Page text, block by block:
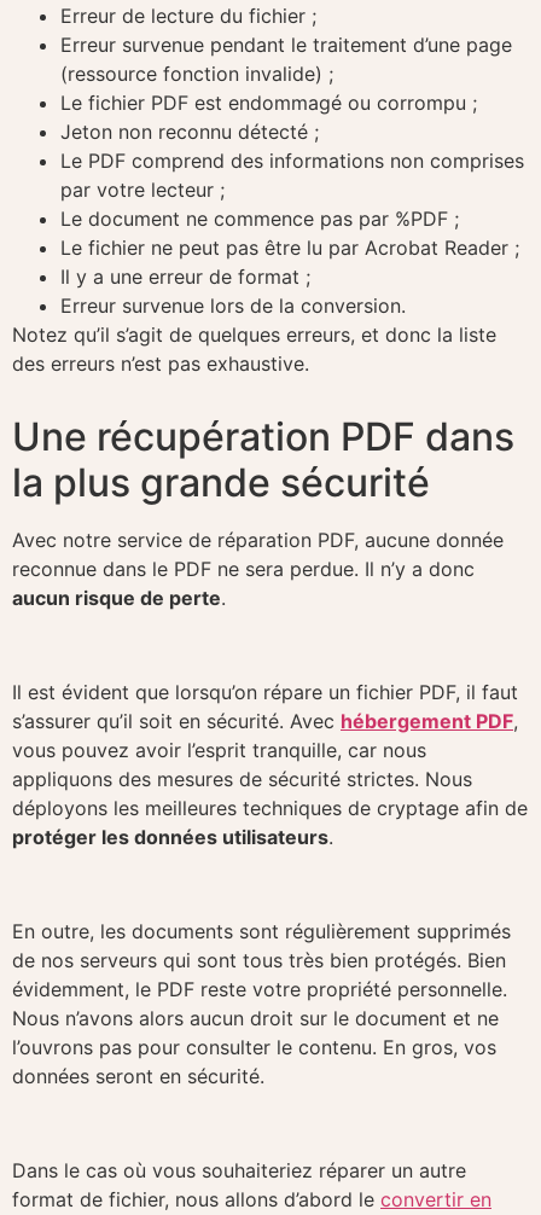
Erreur de lecture du fichier ;
Erreur survenue pendant le traitement d’une page
(ressource fonction invalide) ;
Le fichier PDF est endommagé ou corrompu ;
Jeton non reconnu détecté ;
Le PDF comprend des informations non comprises
par votre lecteur ;
Le document ne commence pas par %PDF ;
Le fichier ne peut pas être lu par Acrobat Reader ;
Il y a une erreur de format ;
Erreur survenue lors de la conversion.
Notez qu’il s’agit de quelques erreurs, et donc la liste
des erreurs n’est pas exhaustive.
Une récupération PDF dans
la plus grande sécurité
Avec notre service de réparation PDF, aucune donnée
reconnue dans le PDF ne sera perdue. Il n’y a donc
aucun risque de perte.
Il est évident que lorsqu’on répare un fichier PDF, il faut
s’assurer qu’il soit en sécurité. Avec hébergement PDF,
vous pouvez avoir l’esprit tranquille, car nous
appliquons des mesures de sécurité strictes. Nous
déployons les meilleures techniques de cryptage afin de
protéger les données utilisateurs.
En outre, les documents sont régulièrement supprimés
de nos serveurs qui sont tous très bien protégés. Bien
évidemment, le PDF reste votre propriété personnelle.
Nous n’avons alors aucun droit sur le document et ne
l’ouvrons pas pour consulter le contenu. En gros, vos
données seront en sécurité.
Dans le cas où vous souhaiteriez réparer un autre
format de fichier, nous allons d’abord le convertir en